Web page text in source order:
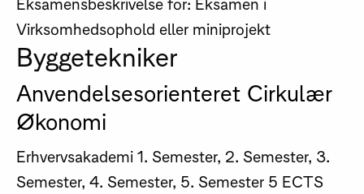
Virksomhedsophold eller miniprojekt
Byggetekniker
Anvendelsesorienteret Cirkulær
Økonomi
Erhvervsakademi 1. Semester, 2. Semester, 3.
Semester, 4. Semester, 5. Semester 5 ECTS